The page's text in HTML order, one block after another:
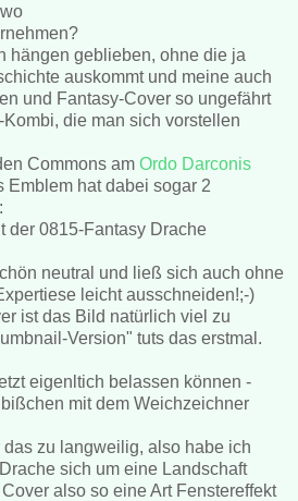
hängen geblieben, ohne die ja
auskommt und meine auch
und Fantasy-Cover so ungefährt
die man sich vorstellen
Commons am Ordo Darconis
Emblem hat dabei sogar 2
der 0815-Fantasy Drache
neutral und ließ sich auch ohne
leicht ausschneiden!;-)
ist das Bild natürlich viel zu
Version" tuts das erstmal.
eigenltich belassen können -
mit dem Weichzeichner
zu langweilig, also habe ich
sich um eine Landschaft
also so eine Art Fenstereffekt